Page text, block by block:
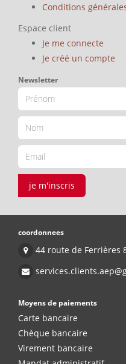
Conditions
Espace client
Je me connecte
Je créé un compte
Newsletter
je m'inscris
coordonnees
44 route de Ferrières
Moyens de paiements
Carte bancaire
Chèque bancaire
Virement bancaire